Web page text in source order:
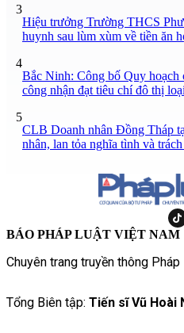
3
Hiệu trưởng Trường THCS
huynh sau lùm xùm về tiền ăn
4
Bắc Ninh: Công bố Quy hoạch
công nhận đạt tiêu chí đô thị
5
CLB Doanh nhân Đồng Tháp
nhân, lan tỏa nghĩa tình và
BÁO PHÁP LUẬT VIỆT NAM
Chuyên trang truyền thông
Tổng Biên tập: Tiến sĩ Vũ Hoài